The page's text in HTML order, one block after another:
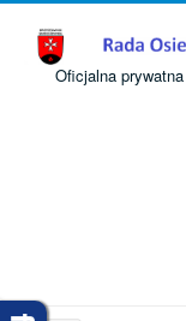
Oficjalna